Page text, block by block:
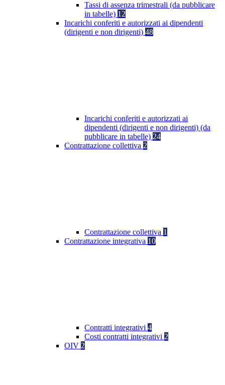
Tassi di assenza trimestrali (da pubblicare
in tabelle) 12
Incarichi conferiti e autorizzati ai dipendenti
(dirigenti e non dirigenti) 48
Incarichi conferiti e autorizzati ai
dipendenti (dirigenti e non dirigenti) (da
pubblicare in tabelle) 24
Contrattazione collettiva 2
Contrattazione collettiva 1
Contrattazione integrativa 10
Contratti integrativi 4
Costi contratti integrativi 2
OIV 2